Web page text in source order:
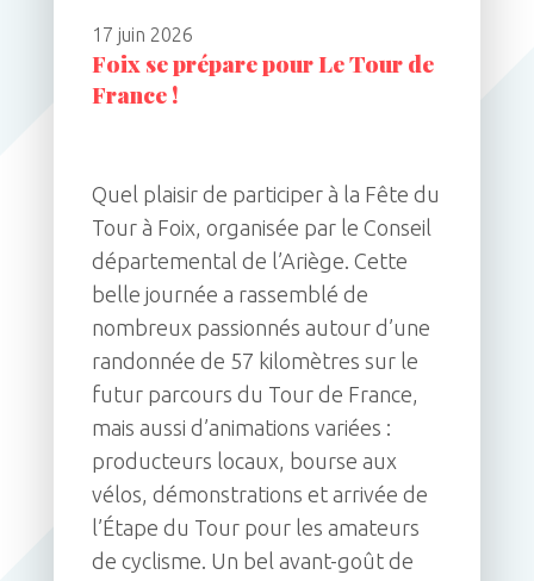
17 juin 2026
Foix se prépare pour Le Tour de
France !
Quel plaisir de participer à la Fête du
Tour à Foix, organisée par le Conseil
départemental de l’Ariège. Cette
belle journée a rassemblé de
nombreux passionnés autour d’une
randonnée de 57 kilomètres sur le
futur parcours du Tour de France,
mais aussi d’animations variées :
producteurs locaux, bourse aux
vélos, démonstrations et arrivée de
l’Étape du Tour pour les amateurs
de cyclisme. Un bel avant-goût de